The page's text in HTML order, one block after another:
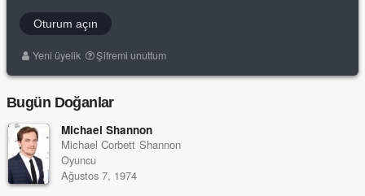
Oturum açın
Yeni üyelik Şifremi unuttum
Bugün Doğanlar
Michael Shannon
Michael Corbett Shannon
Oyuncu
Ağustos 7, 1974